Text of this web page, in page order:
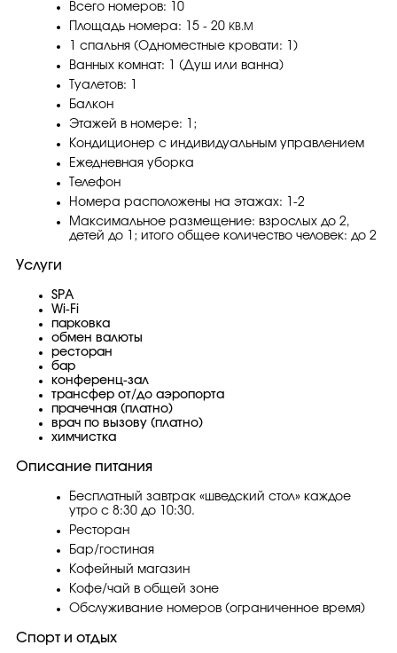
Всего номеров: 10
Площадь номера: 15 - 20 KB.M
1 спальня (Одноместные кровати: 1)
Ванных комнат: 1 (Душ или ванна)
Туалетов: 1
Балкон
Этажей в номере: 1;
Кондиционер с индивидуальным управлением
Ежедневная уборка
Телефон
Номера расположены на этажах: 1-2
Максимальное размещение: взрослых до 2,
детей до 1; итого общее количество человек: до 2
Услуги
SPA
Wi-Fi
парковка
обмен валюты
ресторан
бар
конференц-зал
трансфер от/до аэропорта
прачечная (платно)
врач по вызову (платно)
химчистка
Описание питания
Бесплатный завтрак «шведский стол» каждое
утро с 8:30 до 10:30.
Ресторан
Бар/гостиная
Кофейный магазин
Кофе/чай в общей зоне
Обслуживание номеров (ограниченное время)
Спорт и отдых